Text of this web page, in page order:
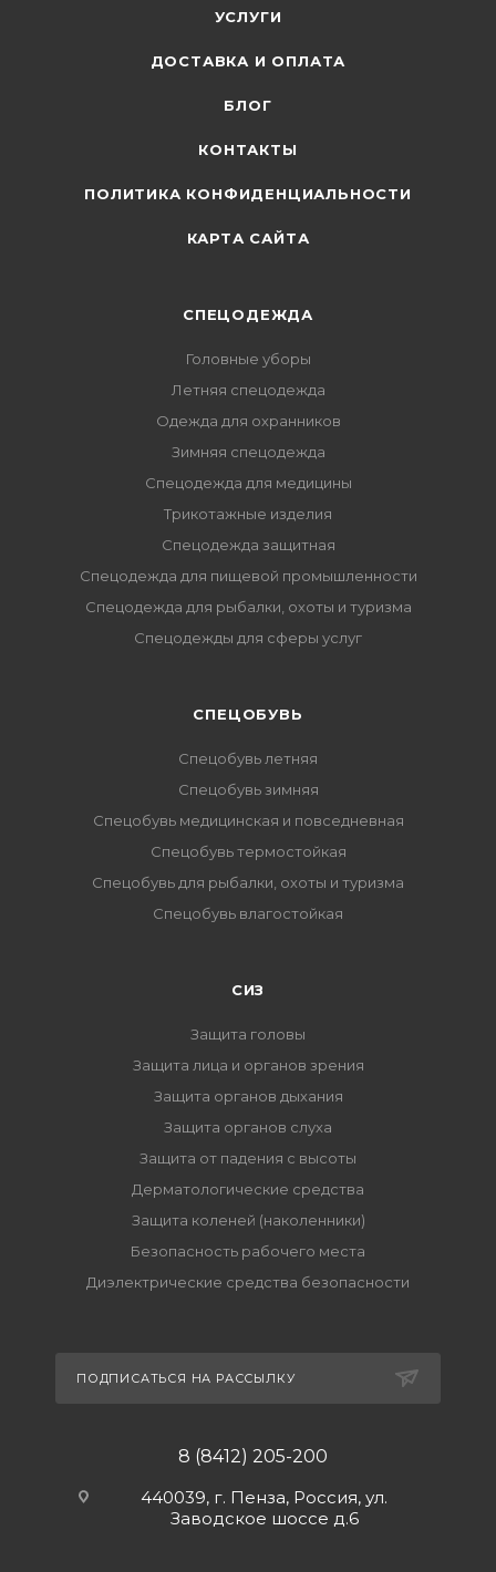
УСЛУГИ
ДОСТАВКА И ОПЛАТА
БЛОГ
КОНТАКТЫ
ПОЛИТИКА КОНФИДЕНЦИАЛЬНОСТИ
КАРТА САЙТА
СПЕЦОДЕЖДА
Головные уборы
Летняя спецодежда
Одежда для охранников
Зимняя спецодежда
Спецодежда для медицины
Трикотажные изделия
Спецодежда защитная
Спецодежда для пищевой промышленности
Спецодежда для рыбалки, охоты и туризма
Спецодежды для сферы услуг
CПЕЦОБУВЬ
Спецобувь летняя
Спецобувь зимняя
Спецобувь медицинская и повседневная
Спецобувь термостойкая
Спецобувь для рыбалки, охоты и туризма
Спецобувь влагостойкая
СИЗ
Защита головы
Защита лица и органов зрения
Защита органов дыхания
Защита органов слуха
Защита от падения с высоты
Дерматологические средства
Защита коленей (наколенники)
Безопасность рабочего места
Диэлектрические средства безопасности
ПОДПИСАТЬСЯ НА РАССЫЛКУ
8 (8412) 205-200
440039, г. Пенза, Россия, ул.
Заводское шоссе д.6